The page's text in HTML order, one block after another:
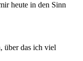
heute in den Sinn
über das ich viel